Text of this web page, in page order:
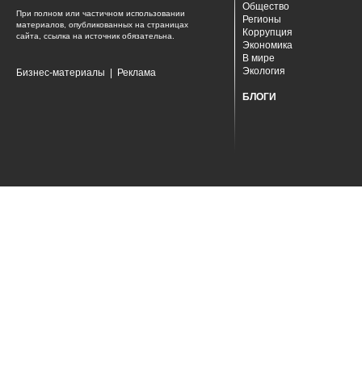
При полном или частичном использовании
материалов, опубликованных на страницах
сайта, ссылка на источник обязательна.
Бизнес-материалы Реклама
Общество
Регионы
Коррупция
Экономика
В мире
Экология
БЛОГИ